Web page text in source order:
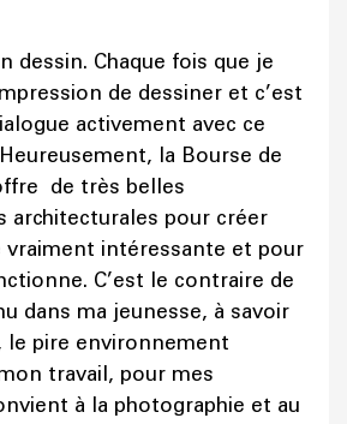
dessin. Chaque fois que je
de dessiner et c’est
activement avec ce
la Bourse de
de très belles
architecturales pour créer
vraiment intéressante et pour
C’est le contraire de
dans ma jeunesse, à savoir
le pire environnement
travail, pour mes
à la photographie et au